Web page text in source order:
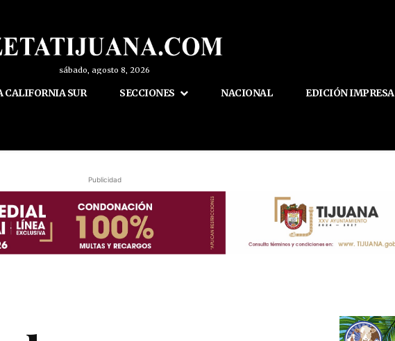
sábado, agosto 8, 2026
CALIFORNIA SUR SECCIONES NACIONAL EDICIÓN IMPRESA
Publicidad